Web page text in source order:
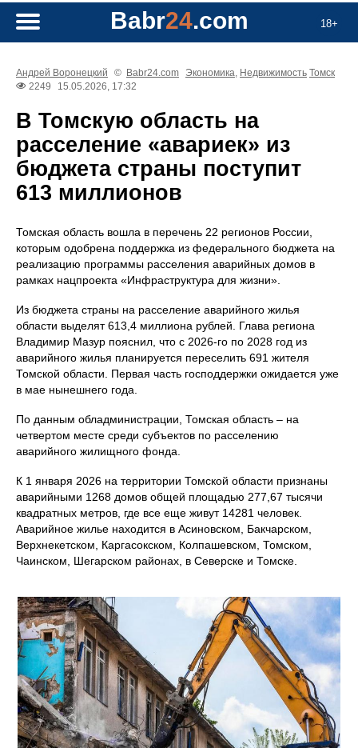
18+
Babr24.com
Андрей Воронецкий © Babr24.com Экономика, Недвижимость Томск
2249
15.05.2026, 17:32
В Томскую область на
расселение «авариек» из
бюджета страны поступит
613 миллионов
Томская область вошла в перечень 22 регионов России,
которым одобрена поддержка из федерального бюджета на
реализацию программы расселения аварийных домов в
рамках нацпроекта «Инфраструктура для жизни».
Из бюджета страны на расселение аварийного жилья
области выделят 613,4 миллиона рублей. Глава региона
Владимир Мазур пояснил, что с 2026-го по 2028 год из
аварийного жилья планируется переселить 691 жителя
Томской области. Первая часть господдержки ожидается уже
в мае нынешнего года.
По данным обладминистрации, Томская область – на
четвертом месте среди субъектов по расселению
аварийного жилищного фонда.
К 1 января 2026 на территории Томской области признаны
аварийными 1268 домов общей площадью 277,67 тысячи
квадратных метров, где все еще живут 14281 человек.
Аварийное жилье находится в Асиновском, Бакчарском,
Верхнекетском, Каргасокском, Колпашевском, Томском,
Чаинском, Шегарском районах, в Северске и Томске.